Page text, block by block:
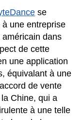
se
une entreprise
dans
de cette
une application
équivalant à une
de vente
Chine, qui a
à une telle